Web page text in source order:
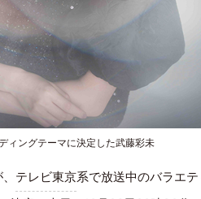
ィングテーマに決定した武藤彩未
テレビ東京系で放送中のバラエ